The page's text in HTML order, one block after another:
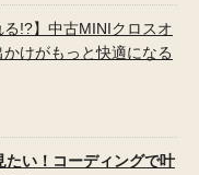
る!?】中古MINIクロスオ
けがもっと快適になる
たい！コーディングで叶